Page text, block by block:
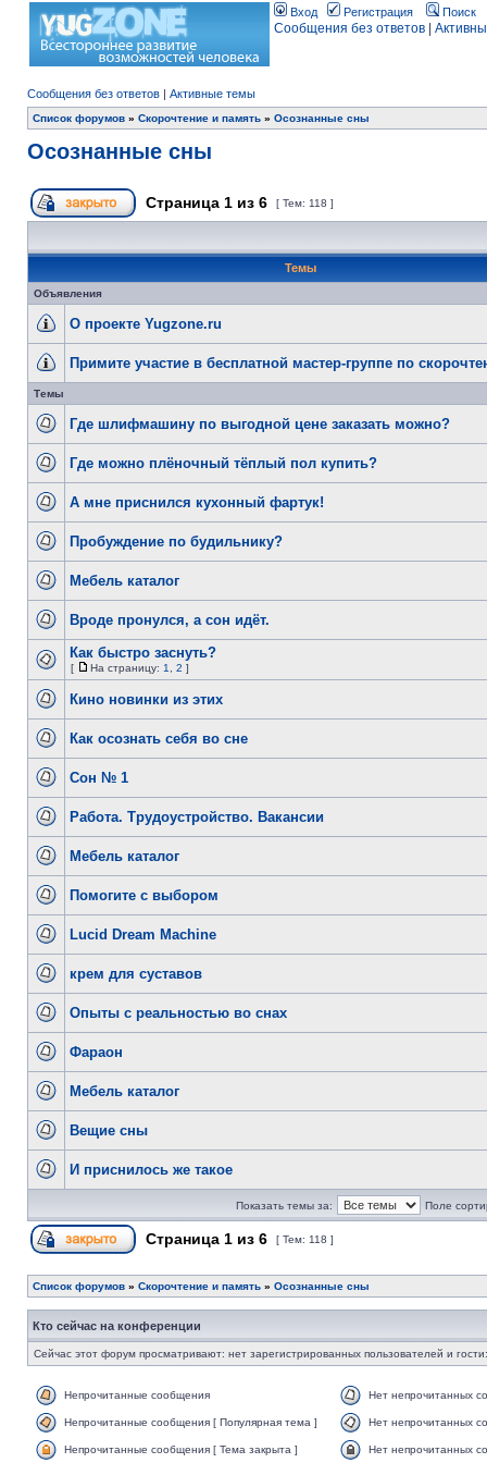
Вход Регистрация Поиск
Сообщения без ответов
Сообщения без ответов | Активные темы
Список форумов » Скорочтение и память » Осознанные сны
Осознанные сны
Страница 1 из 6 [ Тем: 118 ]
Темы
Объявления
О проекте Yugzone.ru
Примите участие в бесплатной мастер-группе по
Темы
Где шлифмашину по выгодной цене заказать можно?
Где можно плёночный тёплый пол купить?
А мне приснился кухонный фартук!
Пробуждение по будильнику?
Мебель каталог
Вроде пронулся, а сон идёт.
Как быстро заснуть?
[ На страницу: 1 2 ]
Кино новинки из этих
Как осознать себя во сне
Сон № 1
Работа. Трудоустройство. Вакансии
Мебель каталог
Помогите с выбором
Lucid Dream Machine
крем для суставов
Опыты с реальностью во снах
Фараон
Мебель каталог
Вещие сны
И приснилось же такое
Показать темы за: Поле
Страница 1 из 6 [ Тем: 118 ]
Список форумов » Скорочтение и память » Осознанные сны
Кто сейчас на конференции
Сейчас этот форум просматривают: нет зарегистрированных пользователей и
Непрочитанные сообщения Нет непрочитанных
Непрочитанные сообщения [ Популярная тема ] Нет непрочитанных
Непрочитанные сообщения [ Тема закрыта ] Нет непрочитанных